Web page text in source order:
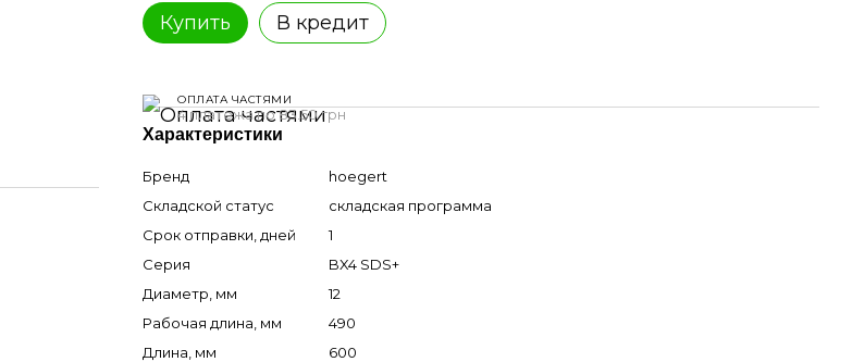
Купить В кредит
ОПЛАТА ЧАСТЯМИ
4 платежа по 83.50 грн
Характеристики
Бренд
hoegert
Складской статус
складская программа
Срок отправки, дней
1
Серия
BX4 SDS+
Диаметр, мм
12
Рабочая длина, мм
490
Длина, мм
600